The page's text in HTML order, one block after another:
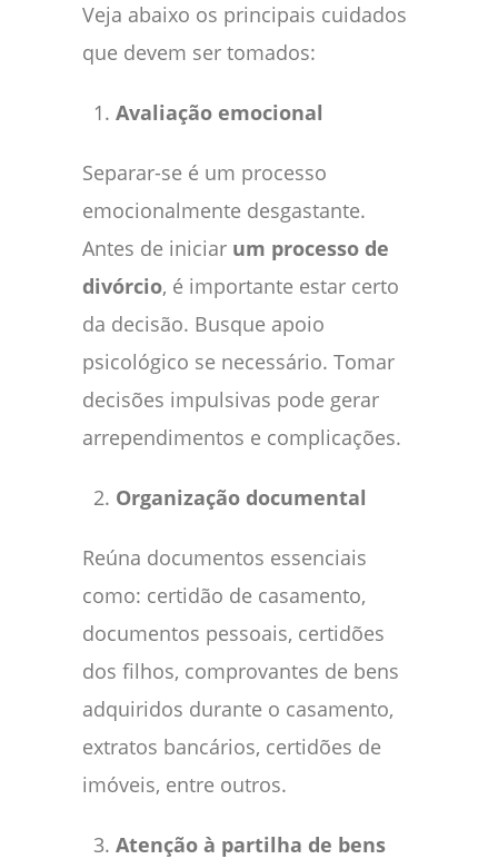
Veja abaixo os principais cuidados
que devem ser tomados:
Avaliação emocional
Separar-se é um processo
emocionalmente desgastante.
Antes de iniciar um processo de
divórcio, é importante estar certo
da decisão. Busque apoio
psicológico se necessário. Tomar
decisões impulsivas pode gerar
arrependimentos e complicações.
Organização documental
Reúna documentos essenciais
como: certidão de casamento,
documentos pessoais, certidões
dos filhos, comprovantes de bens
adquiridos durante o casamento,
extratos bancários, certidões de
imóveis, entre outros.
Atenção à partilha de bens